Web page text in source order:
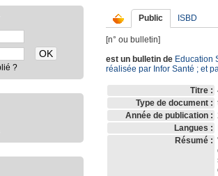
Public ISBD
[n° ou bulletin]
est un bulletin de Education
réalisée par Infor Santé ; et
Titre :
Type de document :
Année de publication :
Langues :
Résumé :
?